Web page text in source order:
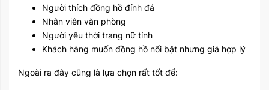
Người thích đồng hồ đính đá
Nhân viên văn phòng
Người yêu thời trang nữ tính
Khách hàng muốn đồng hồ nổi bật nhưng giá hợp lý
Ngoài ra đây cũng là lựa chọn rất tốt để: